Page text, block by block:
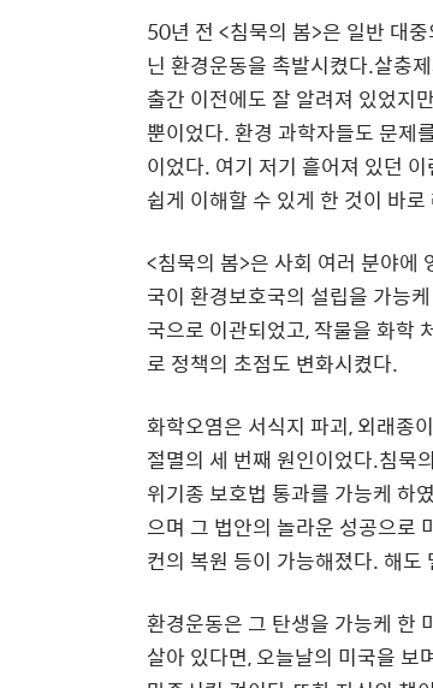
50년 전 <침묵의 봄>은 일반 대
닌 환경운동을 촉발시켰다.살충
출간 이전에도 잘 알려져 있었지
뿐이었다. 환경 과학자들도 문제
이었다. 여기 저기 흩어져 있던
쉽게 이해할 수 있게 한 것이 바
<침묵의 봄>은 사회 여러 분야에
국이 환경보호국의 설립을 가능
국으로 이관되었고,작물을 화학
로 정책의 초점도 변화시켰다.
화학오염은 서식지 파괴,외래종
절멸의 세 번째 원인이었다.침묵
위기종 보호법 통과를 가능케 하
으며 그 법안의 놀라운 성공으로
컨의 복원 등이 가능해졌다. 해
환경운동은 그 탄생을 가능케 한
살아 있다면,오늘날의 미국을 보